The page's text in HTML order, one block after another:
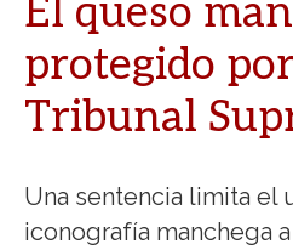
El queso
protegido
Tribunal
Una sentencia limita el
iconografía manchega